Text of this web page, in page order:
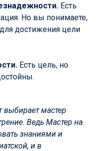
Есть
Но вы понимаете,
достижения цели
Есть цель, но
выбирает мастер
Ведь Мастер на
знаниями и
и в